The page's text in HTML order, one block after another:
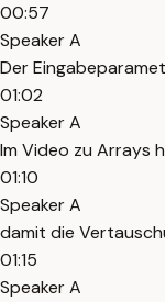
00:57
Speaker A
Der
01:02
Speaker A
Im Video zu Arrays
01:10
Speaker A
damit die
01:15
Speaker A